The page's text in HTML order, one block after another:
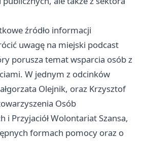
źródło informacji
uwagę na miejski podcast
porusza temat wsparcia osób z
W jednym z odcinków
Olejnik, oraz Krzysztof
Osób
i Przyjaciół Wolontariat Szansa,
formach pomocy oraz o